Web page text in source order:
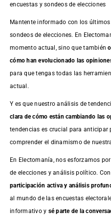
encuestas y sondeos de elecciones
Mantente informado con los
sondeos de elecciones. En
momento actual, sino que también
cómo han evolucionado las
para que tengas todas las
actual.
Y es que nuestro análisis de
clara de cómo están cambiando las
tendencias es crucial para anticipar
comprender el dinamismo de
En Electomanía, nos esforzamos
de elecciones y análisis político.
participación activa y análisis
al mundo de las encuestas
informativo y sé parte de la